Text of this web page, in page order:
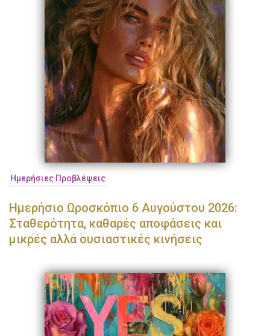
Ημερήσιες Προβλέψεις
Ημερήσιο Ωροσκόπιο 6 Αυγούστου 2026:
Σταθερότητα, καθαρές αποφάσεις και
μικρές αλλά ουσιαστικές κινήσεις